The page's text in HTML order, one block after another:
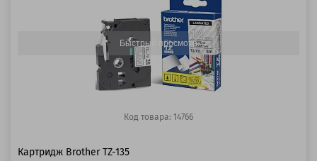
Быстрый просмотр
Код товара: 14766
Картридж Brother TZ-135